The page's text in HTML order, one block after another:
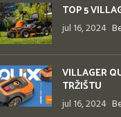
TOP 5
jul 16, 2024
VILLAGER
TRŽIŠTU
jul 16, 2024